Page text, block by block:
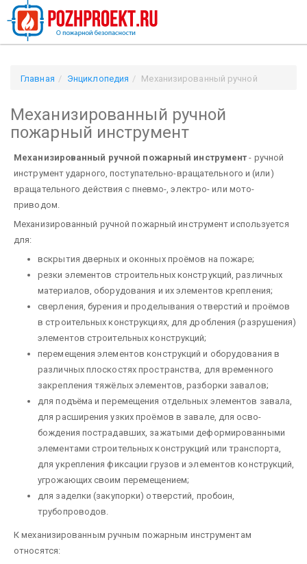
Главная Энциклопедия
Механизированный ручной
Механизированный ручной
пожарный инструмент
Механизированный ручной пожарный инструмент - ручной
инструмент ударного, поступательно-вращательного и (или)
вращательного действия с пневмо-, электро- или мото­
приводом.
Механизированный ручной пожарный инструмент используется
для:
вскрытия дверных и оконных проёмов на пожаре;
резки эле­ментов строительных конструкций, различных
материалов, оборудования и их элементов крепления;
сверле­ния, бурения и проделывания отверстий и проёмов
в строительных конструкциях, для дробления (раз­рушения)
элементов строительных конструкций;
перемещения элементов конструкций и оборудования в
различных плоскостях пространства, для временного
закрепления тяжёлых элементов, разборки завалов;
для подъёма и перемещения отдельных элементов завала,
для расширения узких проёмов в завале, для осво­
бождения пострадавших, зажатыми деформированными
элементами строительных конструкций или транспорта,
для укрепления фиксации грузов и элементов конструкций,
угрожающих своим перемеще­нием;
для заделки (закупорки) отверстий, пробоин,
трубопроводов.
К механизированным ручным пожарным инструментам
относятся: